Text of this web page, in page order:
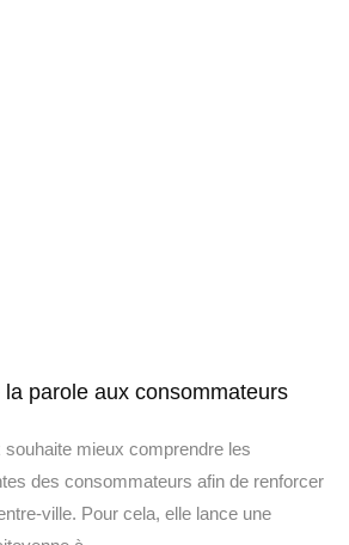
parole aux consommateurs
souhaite mieux comprendre les
des consommateurs afin de renforcer
ville. Pour cela, elle lance une